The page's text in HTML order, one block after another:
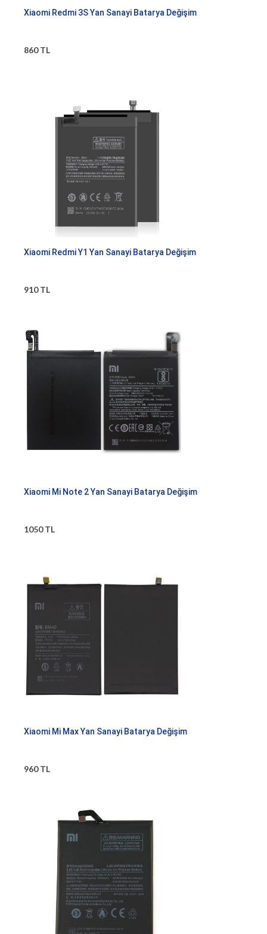
Xiaomi Redmi 3S Yan Sanayi Batarya Değişim
860 TL
Xiaomi Redmi Y1 Yan Sanayi Batarya Değişim
910 TL
Xiaomi Mi Note 2 Yan Sanayi Batarya Değişim
1050 TL
Xiaomi Mi Max Yan Sanayi Batarya Değişim
960 TL